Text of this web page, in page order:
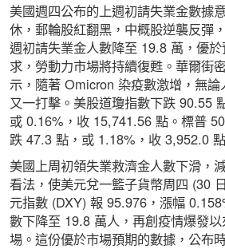
美國週四公布的上週初請失業金數據
休，郵輪股紅翻黑，中概股逆襲反彈
週初請失業金人數降至 19.8 萬，優
求，勞動力市場將持續復甦。華爾街
示，隨著 Omicron 染疫數激增，無
又一打擊。美股道瓊指數下跌 90.55
或 0.16%，收 15,741.56 點。標普
跌 47.3 點，或 1.18%，收 3,952.0
美國上周初領失業救濟金人數下滑，
看法，使美元兌一籃子貨幣周四 (30
元指數 (DXY) 報 95.976，漲幅
數下降至 19.8 萬人，再創疫情爆發
場。這份優於市場預期的數據，公布